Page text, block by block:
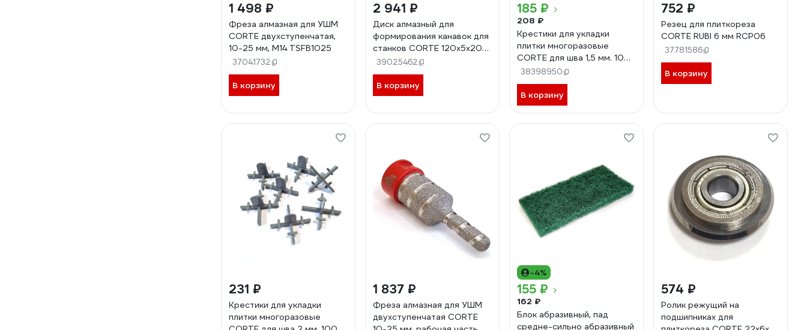
1 498 ₽
Фреза алмазная для УШМ
CORTE двухступенчатая,
10-25 мм, М14 TSFB1025
37041732
В корзину
2 941 ₽
Диск алмазный для
формирования канавок для
станков CORTE 120х5х20
мм MACHINE BLADE 2
MBD02
39025462
В корзину
185 ₽
208 ₽
Крестики для укладки
плитки многоразовые
CORTE для шва 1,5 мм. 100
шт. RTS1P5
38398950
В корзину
752 ₽
Резец для плиткореза
CORTE RUBI 6 мм RCP06
37781586
В корзину
231 ₽
Крестики для укладки
плитки многоразовые
1 837 ₽
Фреза алмазная для УШМ
двухступенчатая CORTE
-4%
155 ₽
162 ₽
Блок абразивный, пад
средне-сильно абразивный
574 ₽
Ролик режущий на
подшипниках для